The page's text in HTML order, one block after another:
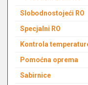
Slobodnostojeći RO
Specjalni RO
Kontrola
Pomoćna oprema
Sabirnice